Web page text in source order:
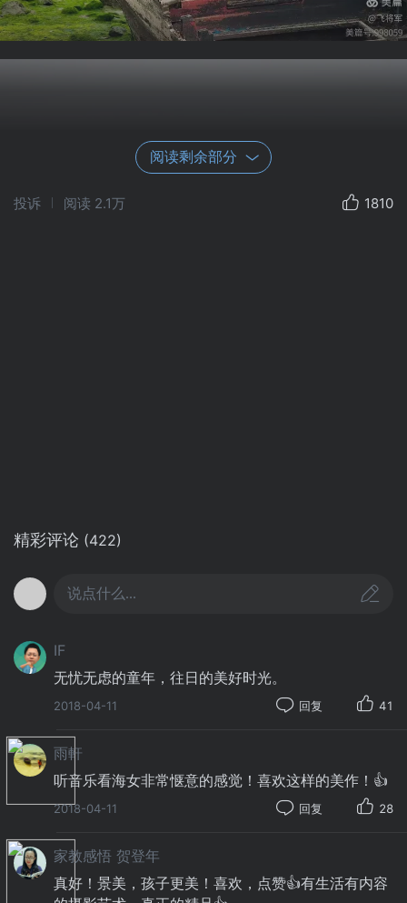
阅读剩余部分
投诉 阅读 2.1万 1810
精彩评论 (422)
说点什么...
IF
无忧无虑的童年，往日的美好时光。
2018-04-11 回复 41
雨軒
听音乐看海女非常惬意的感觉！喜欢这样的美作！👍
2018-04-11 回复 28
家教感悟 贺登年
真好！景美，孩子更美！喜欢，点赞👍有生活有内容